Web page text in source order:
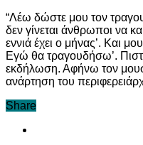
“Λέω δώστε μου τον
δεν γίνεται άνθρωποι να
εννιά έχει ο μήνας’. Και
Εγώ θα τραγουδήσω’.
εκδήλωση. Αφήνω τον
ανάρτηση του
Share